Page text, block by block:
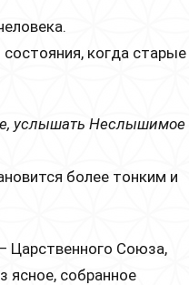
состояния, когда старые
услышать Неслышимое
более тонким и
Царственного Союза,
ясное, собранное